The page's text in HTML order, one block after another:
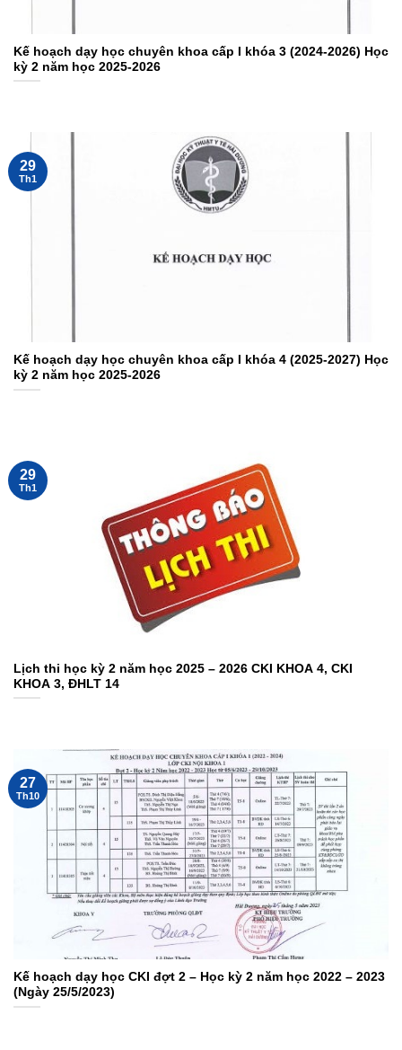
Kế hoạch dạy học chuyên khoa cấp I khóa 3 (2024-2026) Học
kỳ 2 năm học 2025-2026
Kế hoạch dạy học chuyên khoa cấp I khóa 4 (2025-2027) Học
kỳ 2 năm học 2025-2026
29
Th1
Lịch thi học kỳ 2 năm học 2025 – 2026 CKI KHOA 4, CKI
KHOA 3, ĐHLT 14
29
Th1
Kế hoạch dạy học CKI đợt 2 – Học kỳ 2 năm học 2022 – 2023
(Ngày 25/5/2023)
27
Th10